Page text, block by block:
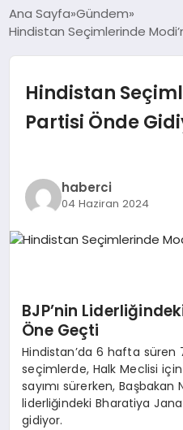
ANA SAYFA
İZMIR HABERLERI
EĞITIM
SAĞLIK
SPOR
Ana Sayfa Gündem
Hindistan Seçimlerinde
Hindistan
Partisi Önde
haberci
04 Haziran 2024
BJP’nin
Öne Geçti
Hindistan’da 6 hafta süren
seçimlerde, Halk Meclisi
sayımı sürerken, Başbakan
liderliğindeki Bharatiya
gidiyor.